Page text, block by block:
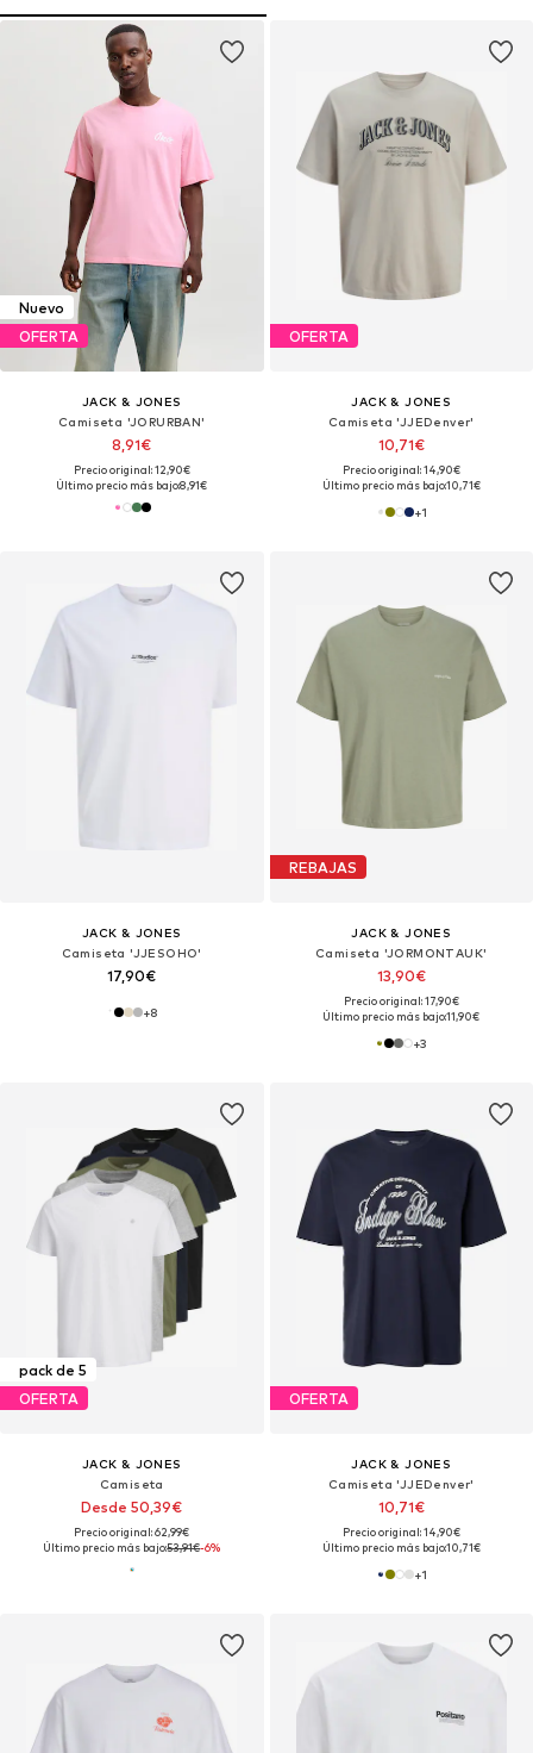
Nuevo
OFERTA
JACK & JONES
Camiseta 'JORURBAN'
8,91€
Precio original: 12,90€
Último precio más bajo:8,91€
OFERTA
JACK & JONES
Camiseta 'JJEDenver'
10,71€
Precio original: 14,90€
Último precio más bajo:10,71€
+1
JACK & JONES
Camiseta 'JJESOHO'
17,90€
+8
REBAJAS
JACK & JONES
Camiseta 'JORMONTAUK'
13,90€
Precio original: 17,90€
Último precio más bajo:11,90€
+3
pack de 5
OFERTA
JACK & JONES
Camiseta
Desde 50,39€
Precio original: 62,99€
Último precio más bajo:53,91€-6%
OFERTA
JACK & JONES
Camiseta 'JJEDenver'
10,71€
Precio original: 14,90€
Último precio más bajo:10,71€
+1